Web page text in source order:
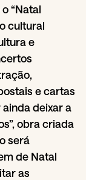
“Natal
cultural
e
e cartas
deixar a
obra criada
será
de Natal
as